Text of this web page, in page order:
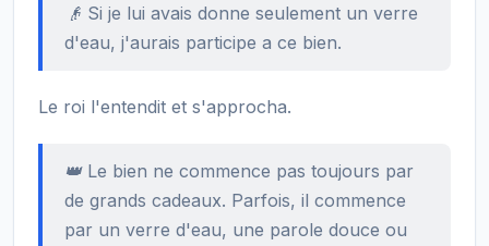
👴 Si je lui avais donne seulement un verre
d'eau, j'aurais participe a ce bien.
Le roi l'entendit et s'approcha.
👑 Le bien ne commence pas toujours par
de grands cadeaux. Parfois, il commence
par un verre d'eau, une parole douce ou